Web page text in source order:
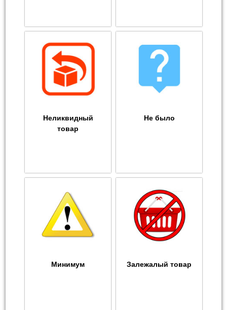
Неликвидный
товар
Не было
Минимум Залежалый товар